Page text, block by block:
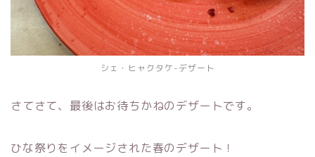
シェ・ヒャクタケ-デザート
さてさて、最後はお待ちかねのデザートです。
ひな祭りをイメージされた春のデザート！